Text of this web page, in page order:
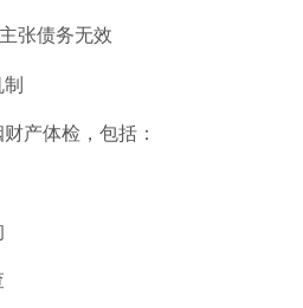
张债务无效
产体检，包括：